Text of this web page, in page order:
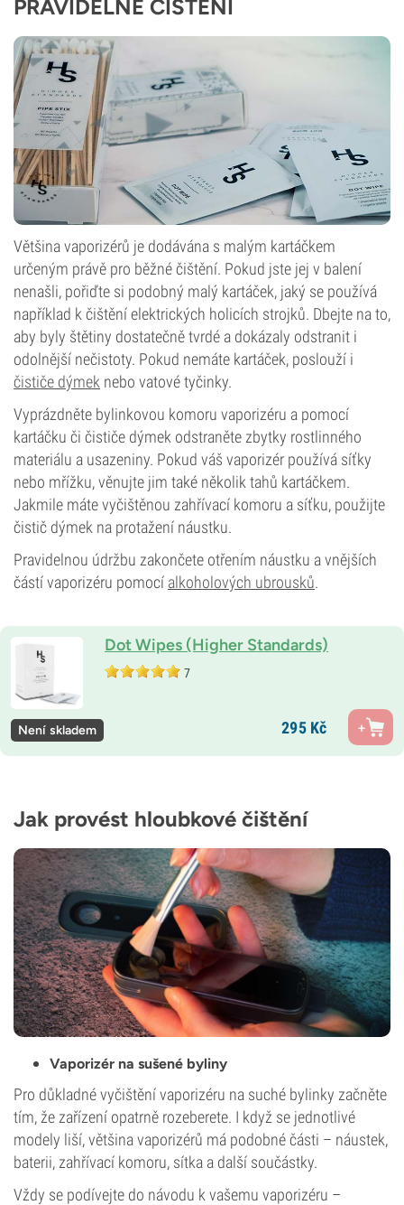
PRAVIDELNÉ ČIŠTĚNÍ
Většina vaporizérů je dodávána s malým kartáčkem
určeným právě pro běžné čištění. Pokud jste jej v balení
nenašli, pořiďte si podobný malý kartáček, jaký se používá
například k čištění elektrických holicích strojků. Dbejte na to,
aby byly štětiny dostatečně tvrdé a dokázaly odstranit i
odolnější nečistoty. Pokud nemáte kartáček, poslouží i
čističe dýmek nebo vatové tyčinky.
Vyprázdněte bylinkovou komoru vaporizéru a pomocí
kartáčku či čističe dýmek odstraněte zbytky rostlinného
materiálu a usazeniny. Pokud váš vaporizér používá síťky
nebo mřížku, věnujte jim také několik tahů kartáčkem.
Jakmile máte vyčištěnou zahřívací komoru a síťku, použijte
čistič dýmek na protažení náustku.
Pravidelnou údržbu zakončete otřením náustku a vnějších
částí vaporizéru pomocí alkoholových ubrousků.
Dot Wipes (Higher Standards)
7
Není skladem 295Kč
Jak provést hloubkové čištění
Vaporizér na sušené byliny
Pro důkladné vyčištění vaporizéru na suché bylinky začněte
tím, že zařízení opatrně rozeberete. I když se jednotlivé
modely liší, většina vaporizérů má podobné části – náustek,
baterii, zahřívací komoru, sítka a další součástky.
Vždy se podívejte do návodu k vašemu vaporizéru –